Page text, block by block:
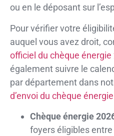
ou en le déposant sur
Pour vérifier votre
auquel vous avez droit,
officiel du chèque énergie
également suivre le
par département dans
d’envoi du chèque
Chèque énergie
foyers éligibles